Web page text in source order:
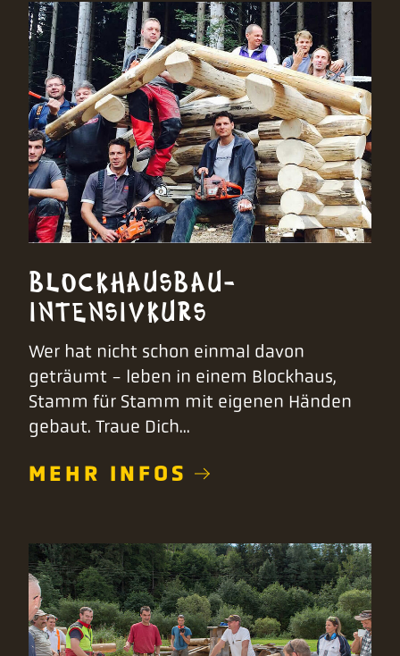
BLOCKHAUSBAU-
INTENSIVKURS
Wer hat nicht schon einmal davon
geträumt - leben in einem Blockhaus,
Stamm für Stamm mit eigenen Händen
gebaut. Traue Dich...
MEHR INFOS